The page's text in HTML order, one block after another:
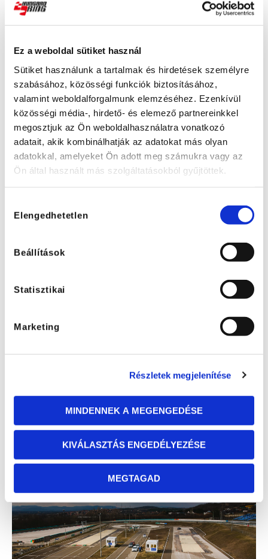
Ez a weboldal sütiket használ
Sütiket használunk a tartalmak és hirdetések személyre
szabásához, közösségi funkciók biztosításához,
valamint weboldalforgalmunk elemzéséhez. Ezenkívül
közösségi média-, hirdető- és elemező partnereinkkel
megosztjuk az Ön weboldalhasználatra vonatkozó
adatait, akik kombinálhatják az adatokat más olyan
adatokkal, amelyeket Ön adott meg számukra vagy az
Ön által használt más szolgáltatásokból gyűjtöttek.
kiválasztása
Elengedhetetlen
Beállítások
Statisztikai
Marketing
Részletek megjelenítése
MINDENNEK A MEGENGEDÉSE
KIVÁLASZTÁS ENGEDÉLYEZÉSE
MEGTAGAD